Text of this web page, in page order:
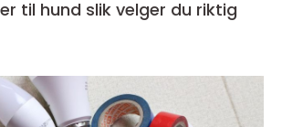
velger du riktig